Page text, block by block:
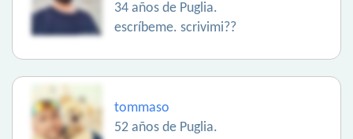
34 años de Puglia.
escríbeme. scrivimi??
tommaso
52 años de Puglia.